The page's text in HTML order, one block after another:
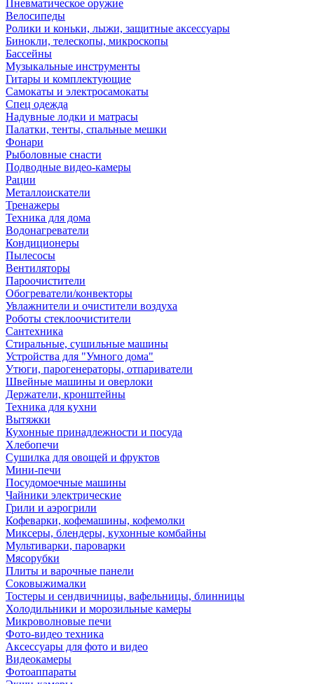
Пневматическое оружие
Велосипеды
Ролики и коньки, лыжи, защитные аксессуары
Бинокли, телескопы, микроскопы
Бассейны
Музыкальные инструменты
Гитары и комплектующие
Самокаты и электросамокаты
Спец одежда
Надувные лодки и матрасы
Палатки, тенты, спальные мешки
Фонари
Рыболовные снасти
Подводные видео-камеры
Рации
Металлоискатели
Тренажеры
Техника для дома
Водонагреватели
Кондиционеры
Пылесосы
Вентиляторы
Пароочистители
Обогреватели/конвекторы
Увлажнители и очистители воздуха
Роботы стеклоочистители
Сантехника
Стиральные, сушильные машины
Устройства для "Умного дома"
Утюги, парогенераторы, отпариватели
Швейные машины и оверлоки
Держатели, кронштейны
Техника для кухни
Вытяжки
Кухонные принадлежности и посуда
Хлебопечи
Сушилка для овощей и фруктов
Мини-печи
Посудомоечные машины
Чайники электрические
Грили и аэрогрили
Кофеварки, кофемашины, кофемолки
Миксеры, блендеры, кухонные комбайны
Мультиварки, пароварки
Мясорубки
Плиты и варочные панели
Соковыжималки
Тостеры и сендвичницы, вафельницы, блинницы
Холодильники и морозильные камеры
Микроволновые печи
Фото-видео техника
Аксессуары для фото и видео
Видеокамеры
Фотоаппараты